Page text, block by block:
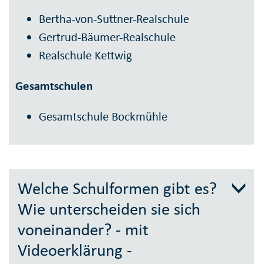
Bertha-von-Suttner-Realschule
Gertrud-Bäumer-Realschule
Realschule Kettwig
Gesamtschulen
Gesamtschule Bockmühle
Welche Schulformen gibt es?
Wie unterscheiden sie sich
voneinander? - mit
Videoerklärung -